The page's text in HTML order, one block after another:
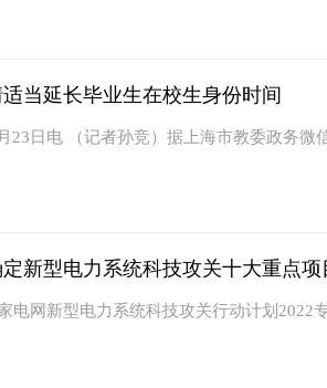
当延长毕业生在校生身份时间
23日电 （记者孙竞）据上海市教委政务
定新型电力系统科技攻关十大重点项
电网新型电力系统科技攻关行动计划